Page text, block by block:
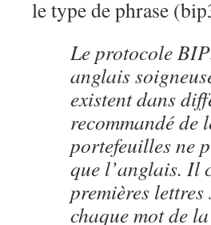
le type de phrase
Le protocole
anglais
existent dans
recommandé
portefeuilles ne
que l’anglais. Il
premières
chaque mot de